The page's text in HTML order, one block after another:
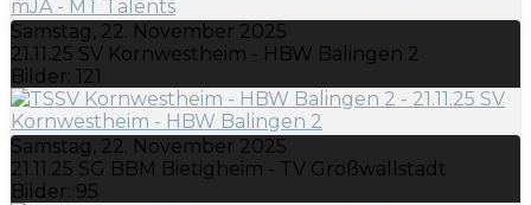
Samstag, 22. November 2025
21.11.25 SV Kornwestheim - HBW Balingen 2
Bilder: 121
Samstag, 22. November 2025
21.11.25 SG BBM Bietigheim - TV Großwallstadt
Bilder: 95